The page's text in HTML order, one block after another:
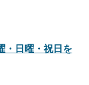
・日曜・祝日を